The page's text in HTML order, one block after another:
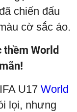
chiến đấu
cờ sắc áo.
World
U17 World
lọi, nhưng